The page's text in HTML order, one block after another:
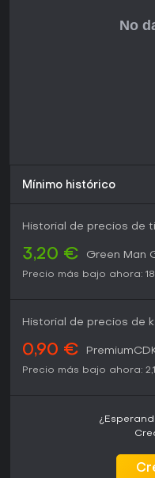
Mínimo histórico
Historial de precios de
3,20 € Green Man
Precio más bajo ahora:
Historial de precios de
0,90 €
Precio más bajo ahora: